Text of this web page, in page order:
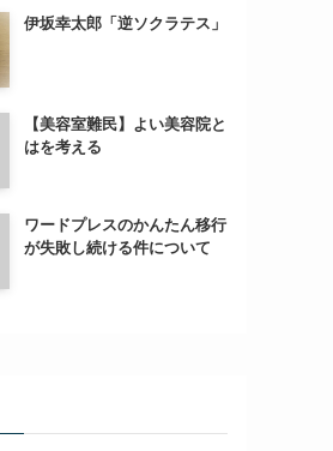
伊坂幸太郎「逆ソクラテス」
【美容室難民】よい美容院と
はを考える
ワードプレスのかんたん移行
が失敗し続ける件について